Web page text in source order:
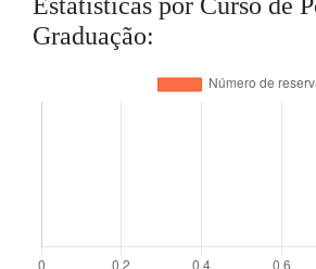
Graduação: